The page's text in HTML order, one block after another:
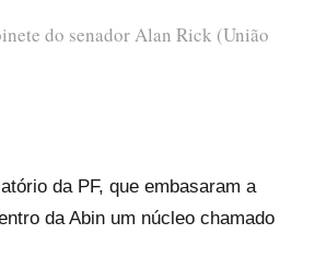
do senador Alan Rick (União
da PF, que embasaram a
da Abin um núcleo chamado